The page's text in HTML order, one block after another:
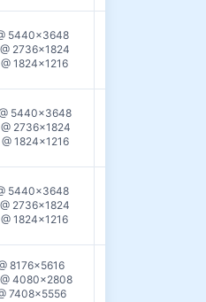
5440×3648
2736×1824
1824×1216
5440×3648
2736×1824
1824×1216
5440×3648
2736×1824
1824×1216
8176×5616
4080×2808
7408×5556